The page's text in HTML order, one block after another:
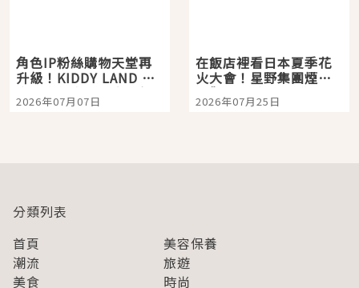
角色IP粉絲購物天堂再
升級！KIDDY LAND 原
宿店吉伊卡哇迎客，新
開幕 OMOKADO 店3分
2026年07月07日
在飯店裡看日本夏季花
火大會！星野集團煙火
景觀飯店6選，讓你不用
人擠人悠閒欣賞
2026年07月25日
分類列表
首頁
美容保養
潮流
旅遊
美食
時尚